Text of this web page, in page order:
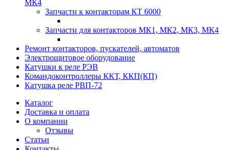
МК4
Запчасти к контакторам КТ 6000
Запчасти для контакторов МК1, МК2, МК3, МК4
Ремонт контакторов, пускателей, автоматов
Электрощитовое оборудование
Катушки к реле РЭВ
Командоконтроллеры ККТ, ККП(КП)
Катушка реле РВП-72
Каталог
Доставка и оплата
О компании
Отзывы
Статьи